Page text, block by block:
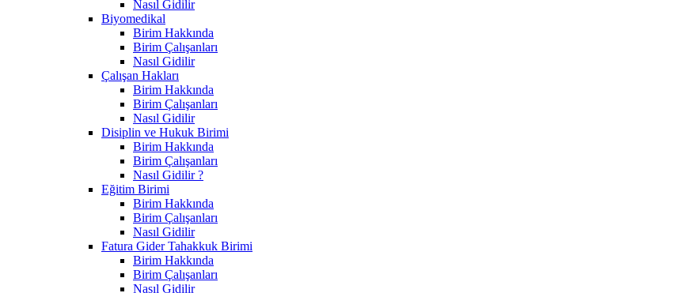
Nasıl Gidilir
Biyomedikal
Birim Hakkında
Birim Çalışanları
Nasıl Gidilir
Çalışan Hakları
Birim Hakkında
Birim Çalışanları
Nasıl Gidilir
Disiplin ve Hukuk Birimi
Birim Hakkında
Birim Çalışanları
Nasıl Gidilir ?
Eğitim Birimi
Birim Hakkında
Birim Çalışanları
Nasıl Gidilir
Fatura Gider Tahakkuk Birimi
Birim Hakkında
Birim Çalışanları
Nasıl Gidilir